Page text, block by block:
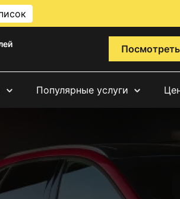
Популярные услуги